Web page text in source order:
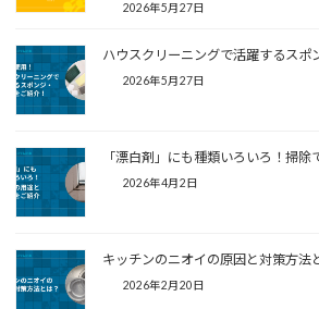
2026年5月27日
ハウスクリーニングで活躍するスポ
2026年5月27日
「漂白剤」にも種類いろいろ！掃
2026年4月2日
キッチンのニオイの原因と対策方法
2026年2月20日